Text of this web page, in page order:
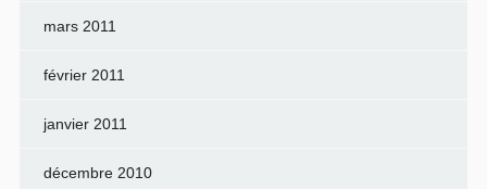
mars 2011
février 2011
janvier 2011
décembre 2010